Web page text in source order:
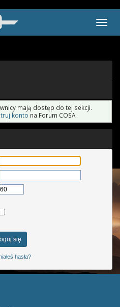
mają dostęp do tej sekcji.
konto na Forum COSA.
hasła?